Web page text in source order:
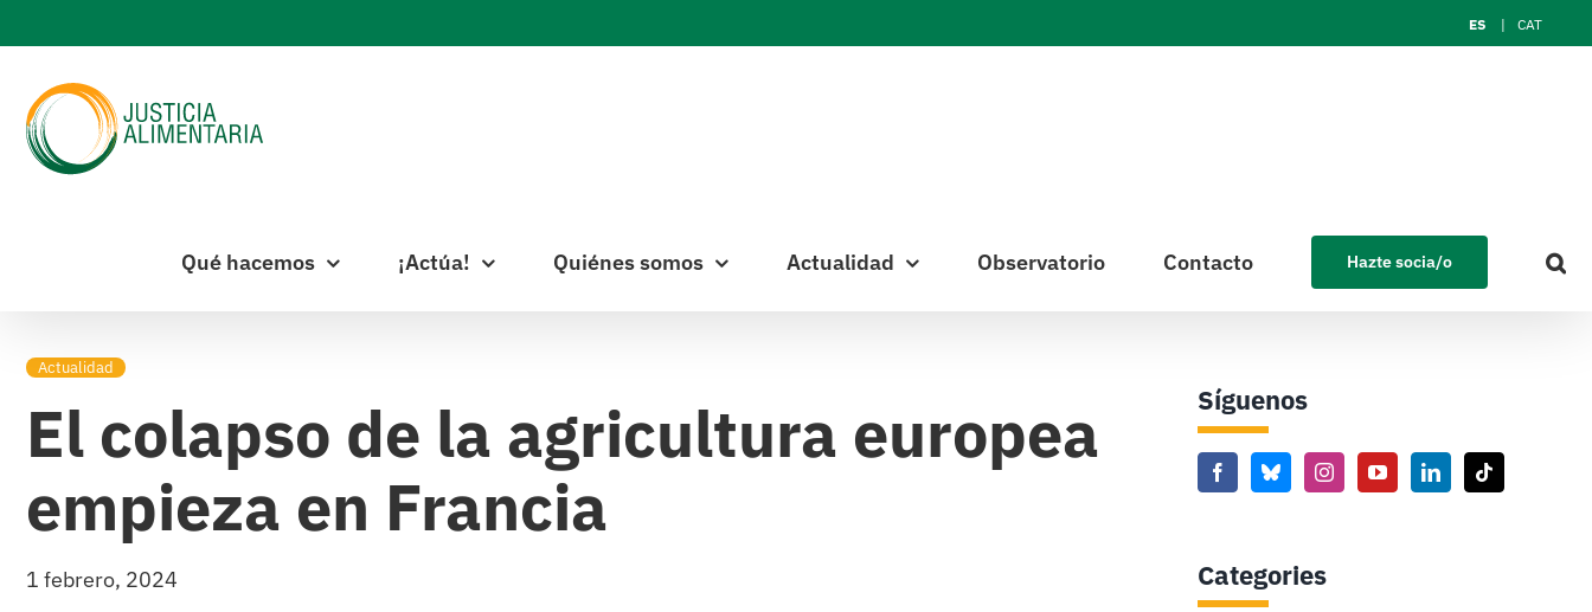
to
content
ES CAT
Qué hacemos ¡Actúa! Quiénes somos Actualidad Observatorio Contacto Hazte socia/o
Actualidad
El colapso de la agricultura europea
empieza en Francia
1 febrero, 2024
Síguenos
Categories